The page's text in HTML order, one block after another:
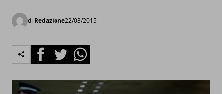
di Redazione22/03/2015
FacebookTwitterWhatsapp